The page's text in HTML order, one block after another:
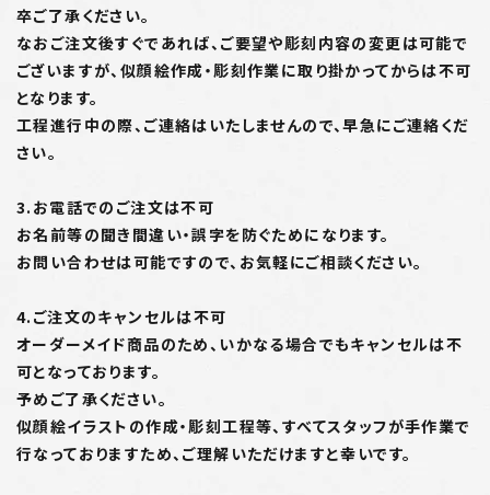
卒ご了承ください。
なおご注文後すぐであれば、ご要望や彫刻内容の変更は可能で
ございますが、似顔絵作成・彫刻作業に取り掛かってからは不可
となります。
工程進行中の際、ご連絡はいたしませんので、早急にご連絡くだ
さい。
3.お電話でのご注文は不可
お名前等の聞き間違い・誤字を防ぐためになります。
お問い合わせは可能ですので、お気軽にご相談ください。
4.ご注文のキャンセルは不可
オーダーメイド商品のため、いかなる場合でもキャンセルは不
可となっております。
予めご了承ください。
似顔絵イラストの作成・彫刻工程等、すべてスタッフが手作業で
行なっておりますため、ご理解いただけますと幸いです。